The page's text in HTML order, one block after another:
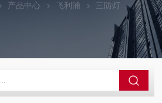
产品中心 飞利浦 三防灯 一体